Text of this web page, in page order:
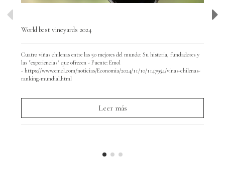
World best vineyards 2024
Cuatro viñas chilenas entre las 50 mejores del mundo: Su historia, fundadores y
las "experiencias" que ofrecen - Fuente: Emol
- https://www.emol.com/noticias/Economia/2024/11/10/1147954/vinas-chilenas-
ranking-mundial.html
Leer más